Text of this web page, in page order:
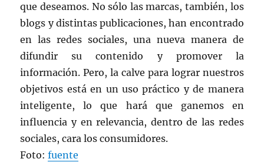
que deseamos. No sólo las marcas, también, los
blogs y distintas publicaciones, han encontrado
en las redes sociales, una nueva manera de
difundir su contenido y promover la
información. Pero, la calve para lograr nuestros
objetivos está en un uso práctico y de manera
inteligente, lo que hará que ganemos en
influencia y en relevancia, dentro de las redes
sociales, cara los consumidores.
Foto:fuente